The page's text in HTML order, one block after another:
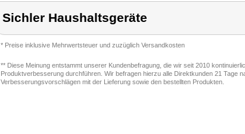
Sichler Haushaltsgeräte
* Preise inklusive Mehrwertsteuer und zuzüglich Versandkosten
** Diese Meinung entstammt unserer Kundenbefragung, die wir seit 2010
Produktverbesserung durchführen. Wir befragen hierzu alle Direktkunden 21 Tage
Verbesserungsvorschlägen mit der Lieferung sowie den bestellten Produkten.